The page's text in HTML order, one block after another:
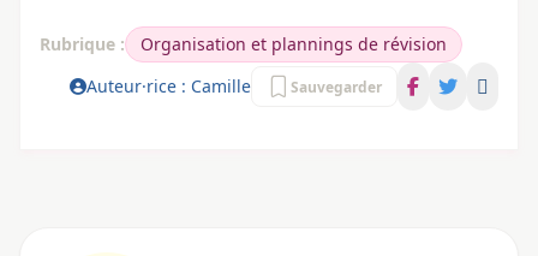
Rubrique :
Organisation et plannings de révision
Auteur·rice : Camille
Sauvegarder